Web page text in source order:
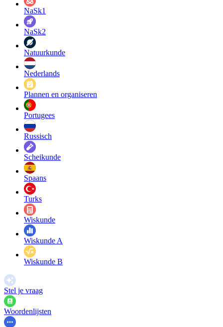
NaSk1
NaSk2
Natuurkunde
Nederlands
Plannen en organiseren
Portugees
Russisch
Scheikunde
Spaans
Turks
Wiskunde
Wiskunde A
Wiskunde B
Stel je vraag
Woordenlijsten